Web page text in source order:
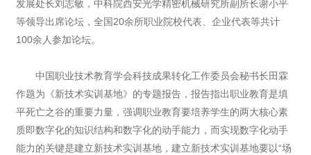
发展处长刘志敏，中科院西安光学精密机械研究所副所长谢小平
等领导出席论坛，全国20余所职业院校代表、企业代表等共计
100余人参加论坛。
中国职业技术教育学会科技成果转化工作委员会秘书长田霖
作题为《新技术实训基地》的专题报告，报告指出职业教育是填
平死亡之谷的重要力量，强调职业教育要培养学生的两大核心素
质即数字化的知识结构和数字化的动手能力，而实现数字化动手
能力的关键是建立新技术实训基地，建立新技术实训基地要以“场